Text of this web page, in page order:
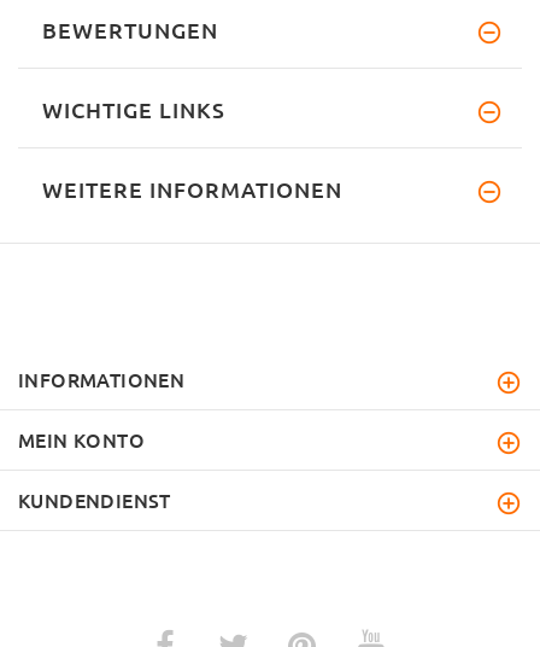
BEWERTUNGEN
WICHTIGE LINKS
WEITERE INFORMATIONEN
INFORMATIONEN
MEIN KONTO
KUNDENDIENST